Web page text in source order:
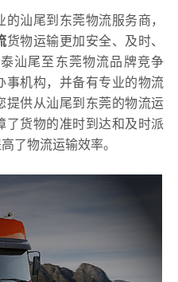
汕尾到东莞物流服务商，
货物运输更加安全、及时、
汕尾至东莞物流品牌竞争
事机构，并备有专业的物流
提供从汕尾到东莞的物流运
了货物的准时到达和及时派
了物流运输效率。